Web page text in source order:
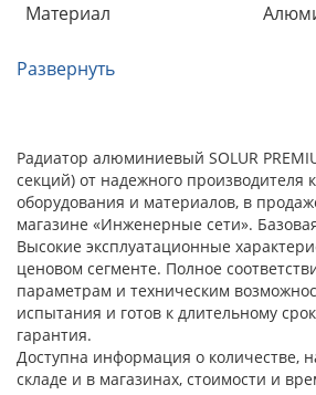
Материал
Развернуть
Радиатор алюминиевый SOLUR
секций) от надежного производителя
оборудования и материалов, в
магазине «Инженерные сети».
Высокие эксплуатационные
ценовом сегменте. Полное
параметрам и техническим
испытания и готов к длительному
гарантия.
Доступна информация о количестве,
складе и в магазинах, стоимости и